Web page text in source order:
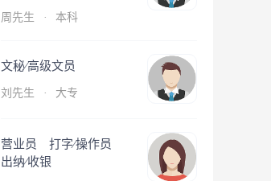
周先生 · 本科
文秘∕高级文员
刘先生 · 大专
营业员 打字∕操作员
出纳∕收银